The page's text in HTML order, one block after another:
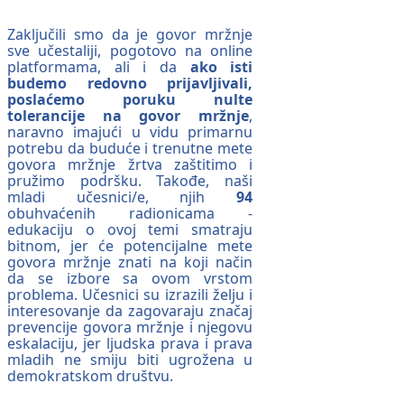
Zaključili smo da je govor mržnje
sve učestaliji, pogotovo na online
platformama, ali i da ako isti
budemo redovno prijavljivali,
poslaćemo poruku nulte
tolerancije na govor mržnje,
naravno imajući u vidu primarnu
potrebu da buduće i trenutne mete
govora mržnje žrtva zaštitimo i
pružimo podršku. Takođe, naši
mladi učesnici/e, njih94
obuhvaćenih radionicama -
edukaciju o ovoj temi smatraju
bitnom, jer će potencijalne mete
govora mržnje znati na koji način
da se izbore sa ovom vrstom
problema. Učesnici su izrazili želju i
interesovanje da zagovaraju značaj
prevencije govora mržnje i njegovu
eskalaciju, jer ljudska prava i prava
mladih ne smiju biti ugrožena u
demokratskom društvu.